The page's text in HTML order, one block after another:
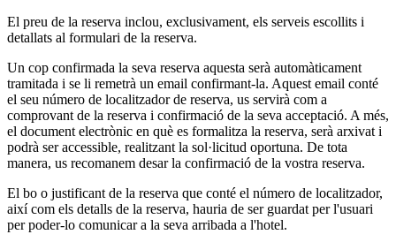
El preu de la reserva inclou, exclusivament, els serveis escollits i
detallats al formulari de la reserva.
Un cop confirmada la seva reserva aquesta serà automàticament
tramitada i se li remetrà un email confirmant-la. Aquest email conté
el seu número de localitzador de reserva, us servirà com a
comprovant de la reserva i confirmació de la seva acceptació. A més,
el document electrònic en què es formalitza la reserva, serà arxivat i
podrà ser accessible, realitzant la sol·licitud oportuna. De tota
manera, us recomanem desar la confirmació de la vostra reserva.
El bo o justificant de la reserva que conté el número de localitzador,
així com els detalls de la reserva, hauria de ser guardat per l'usuari
per poder-lo comunicar a la seva arribada a l'hotel.